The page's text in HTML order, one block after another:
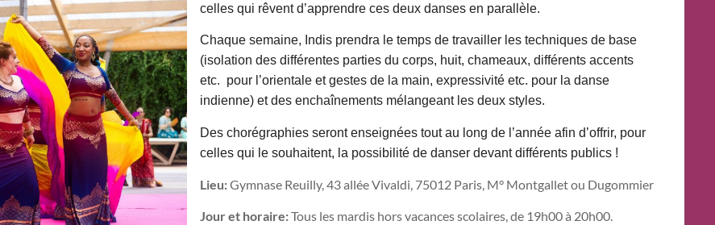
celles qui rêvent d’apprendre ces deux danses en parallèle.
Chaque semaine, Indis prendra le temps de travailler les techniques de base
(isolation des différentes parties du corps, huit, chameaux, différents accents
etc. pour l’orientale et gestes de la main, expressivité etc. pour la danse
indienne) et des enchaînements mélangeant les deux styles.
Des chorégraphies seront enseignées tout au long de l’année afin d’offrir, pour
celles qui le souhaitent, la possibilité de danser devant différents publics !
Lieu:Gymnase Reuilly, 43 allée Vivaldi, 75012 Paris, M° Montgallet ou Dugommier
Jour et horaire:Tous les mardis hors vacances scolaires, de 19h00 à 20h00.